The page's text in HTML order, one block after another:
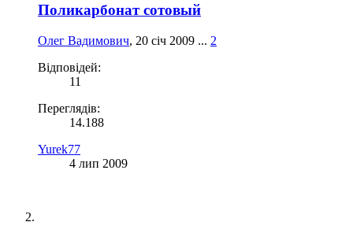
Поликарбонат сотовый
Олег Вадимович, 20 січ 2009 ... 2
Відповідей:
11
Переглядів:
14.188
Yurek77
4 лип 2009